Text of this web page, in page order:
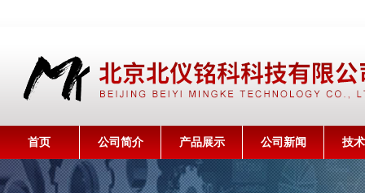
首页 公司简介 产品展示 公司新闻 技